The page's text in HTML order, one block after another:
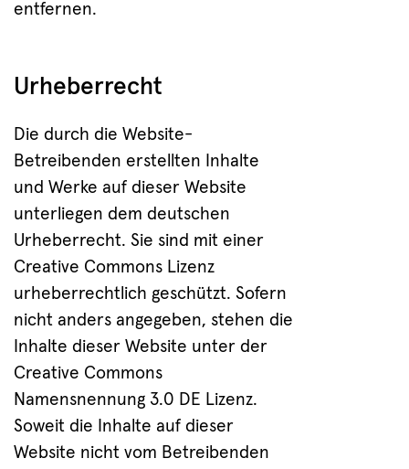
entfernen.
Urheberrecht
Die durch die Website-
Betreibenden erstellten Inhalte
und Werke auf dieser Website
unterliegen dem deutschen
Urheberrecht. Sie sind mit einer
Creative Commons Lizenz
urheberrechtlich geschützt. Sofern
nicht anders angegeben, stehen die
Inhalte dieser Website unter der
Creative Commons
Namensnennung 3.0 DE Lizenz.
Soweit die Inhalte auf dieser
Website nicht vom Betreibenden